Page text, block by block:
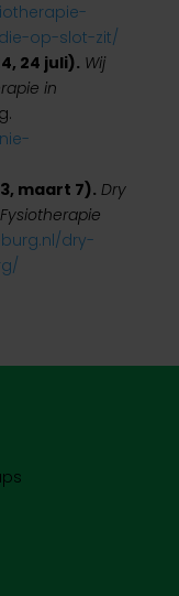
op-slot-zit/
24 juli). Wij
in
maart 7). Dry
dry-